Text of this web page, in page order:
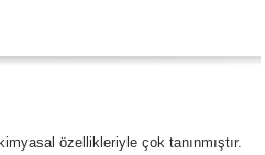
özellikleriyle çok tanınmıştır.